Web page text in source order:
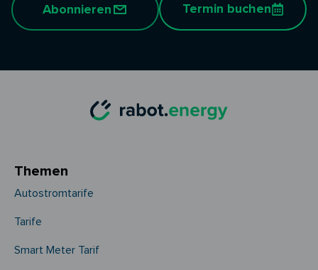
Abonnieren Termin buchen
Themen
Autostromtarife
Tarife
Smart Meter Tarif